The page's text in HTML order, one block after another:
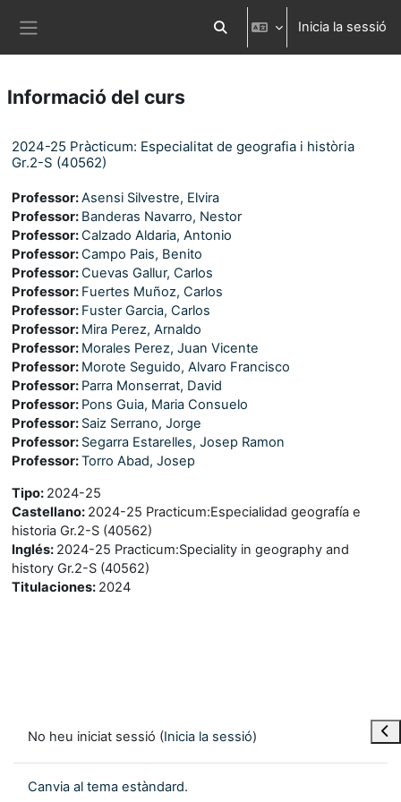
Commuta l'entrada de la cerca
Inicia la sessió
Informació del curs
2024-25 Pràcticum: Especialitat de geografia i història
Gr.2-S (40562)
Professor:Asensi Silvestre, Elvira
Professor: Banderas Navarro, Nestor
Professor:Calzado Aldaria, Antonio
Professor:Campo Pais, Benito
Professor:Cuevas Gallur, Carlos
Professor: Fuertes Muñoz, Carlos
Professor: Fuster Garcia, Carlos
Professor: Mira Perez, Arnaldo
Professor: Morales Perez, Juan Vicente
Professor: Morote Seguido, Alvaro Francisco
Professor: Parra Monserrat, David
Professor: Pons Guia, Maria Consuelo
Professor: Saiz Serrano, Jorge
Professor: Segarra Estarelles, Josep Ramon
Professor:Torro Abad, Josep
Tipo: 2024-25
Castellano: 2024-25 Practicum:Especialidad geografía e
historia Gr.2-S (40562)
Inglés: 2024-25 Practicum:Speciality in geography and
history Gr.2-S (40562)
Titulaciones: 2024
No heu iniciat sessió (Inicia la sessió)
Canvia al tema estàndard.